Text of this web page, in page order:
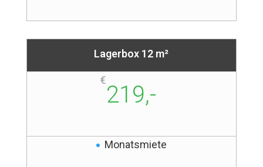
Lagerbox 12 m²
€
219,-
Monatsmiete